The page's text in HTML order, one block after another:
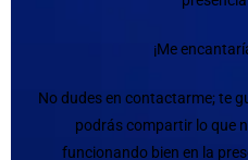
¡Me
No dudes en contactarme; te
podrás compartir lo que
funcionando bien en la